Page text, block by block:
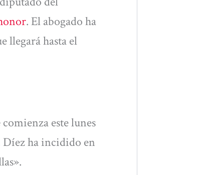
. El abogado ha
llegará hasta el
este lunes
Díez ha incidido en